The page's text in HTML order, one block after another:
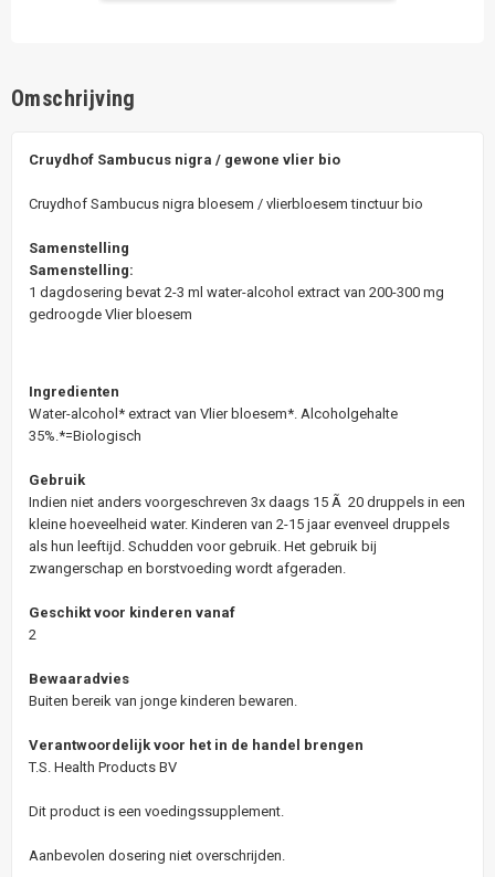
Omschrijving
Cruydhof Sambucus nigra / gewone vlier bio
Cruydhof Sambucus nigra bloesem / vlierbloesem tinctuur bio
Samenstelling
Samenstelling:
1 dagdosering bevat 2-3 ml water-alcohol extract van 200-300 mg
gedroogde Vlier bloesem
Ingredienten
Water-alcohol* extract van Vlier bloesem*. Alcoholgehalte
35%.*=Biologisch
Gebruik
Indien niet anders voorgeschreven 3x daags 15 Ã 20 druppels in een
kleine hoeveelheid water. Kinderen van 2-15 jaar evenveel druppels
als hun leeftijd. Schudden voor gebruik. Het gebruik bij
zwangerschap en borstvoeding wordt afgeraden.
Geschikt voor kinderen vanaf
2
Bewaaradvies
Buiten bereik van jonge kinderen bewaren.
Verantwoordelijk voor het in de handel brengen
T.S. Health Products BV
Dit product is een voedingssupplement.
Aanbevolen dosering niet overschrijden.